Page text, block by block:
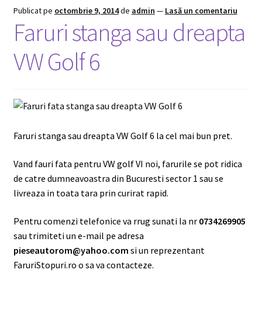
Piese Auto 2
Shop
Publicat pe octombrie 9, 2014de admin — Lasă un comentariu
Faruri stanga sau dreapta
VW Golf 6
Faruri stanga sau dreapta VW Golf 6 la cel mai bun pret.
Vand fauri fata pentru VW golf VI noi, farurile se pot ridica
de catre dumneavoastra din Bucuresti sector 1 sau se
livreaza in toata tara prin curirat rapid.
Pentru comenzi telefonice va rrug sunati la nr 0734269905
sau trimiteti un e-mail pe adresa
pieseautorom@yahoo.com si un reprezentant
FaruriStopuri.ro o sa va contacteze.